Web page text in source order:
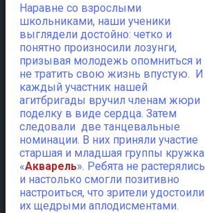
Наравне со взрослыми
школьниками, наши ученики
выглядели достойно: четко и
понятно произносили лозунги,
призывая молодежь опомниться и
не тратить свою жизнь впустую. И
каждый участник нашей
агитбригады вручил членам жюри
поделку в виде сердца. Затем
следовали две танцевальные
номинации. В них приняли участие
старшая и младшая группы кружка
«Акварель». Ребята не растерялись
и настолько смогли позитивно
настроиться, что зрители удостоили
их щедрыми аплодисментами.